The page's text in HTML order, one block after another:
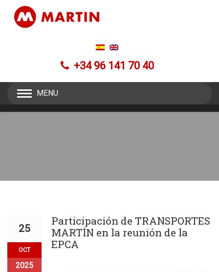
+34 96 141 70 40
MENU
25
OCT
2025
Participación de TRANSPORTES
MARTÍN en la reunión de la
EPCA